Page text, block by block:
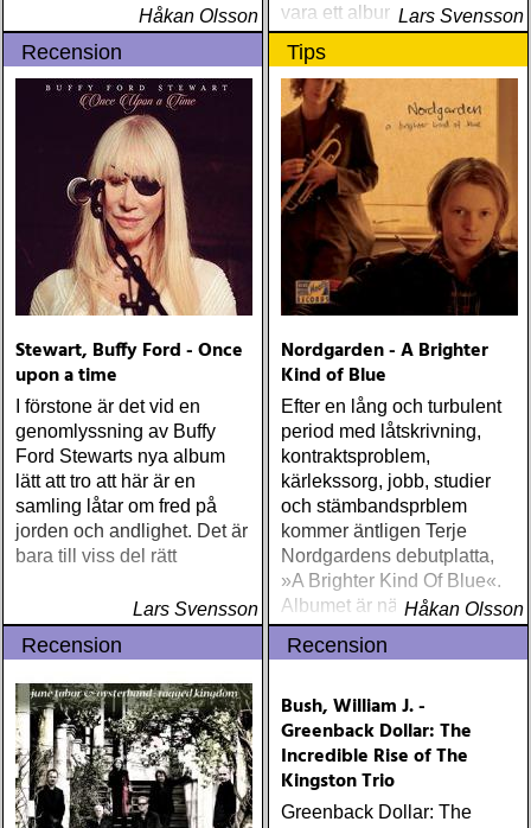
Håkan Olsson
vara ett album som talar till
en äldre recensent
Lars Svensson
Recension
Stewart, Buffy Ford - Once
upon a time
I förstone är det vid en
genomlyssning av Buffy
Ford Stewarts nya album
lätt att tro att här är en
samling låtar om fred på
jorden och andlighet. Det är
bara till viss del rätt
Lars Svensson
Tips
Nordgarden - A Brighter
Kind of Blue
Efter en lång och turbulent
period med låtskrivning,
kontraktsproblem,
kärlekssorg, jobb, studier
och stämbandsprblem
kommer äntligen Terje
Nordgardens debutplatta,
»A Brighter Kind Of Blue«.
Albumet är nära, enkelt och
ärligt och handlar om
upplevelser och historier
Håkan Olsson
Recension Recension
Bush, William J. -
Greenback Dollar: The
Incredible Rise of The
Kingston Trio
Greenback Dollar: The